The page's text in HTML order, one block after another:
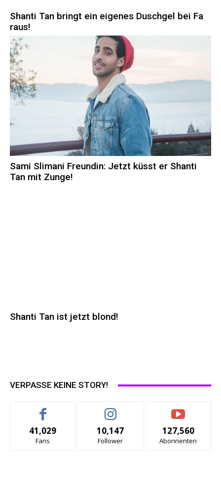
Shanti Tan bringt ein eigenes Duschgel bei Fa
raus!
Sami Slimani Freundin: Jetzt küsst er Shanti
Tan mit Zunge!
Shanti Tan ist jetzt blond!
VERPASSE KEINE STORY!
41,029
Fans
10,147
Follower
127,560
Abonnenten